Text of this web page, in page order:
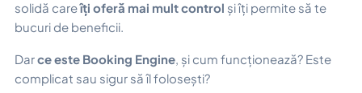
solidă careîți oferă mai mult control și îți permite să te
bucuri de beneficii.
Darce este Booking Engine, și cum funcționează? Este
complicat sau sigur să îl folosești?